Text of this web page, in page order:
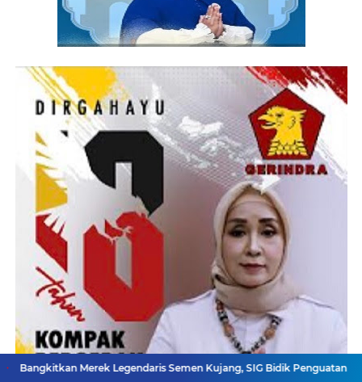
Merek Legendaris Semen Kujang, SIG Bidik Penguatan Dominasi Pasar